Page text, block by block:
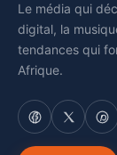
Le média qui
digital, la
tendances qui
Afrique.